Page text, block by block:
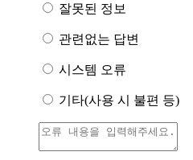
잘못된 정보
관련없는 답변
시스템 오류
기타(사용 시 불편 등)